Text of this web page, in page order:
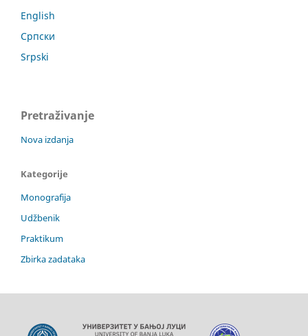
English
Српски
Srpski
Pretraživanje
Nova izdanja
Kategorije
Monografija
Udžbenik
Praktikum
Zbirka zadataka